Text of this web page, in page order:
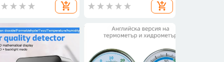
Инкубатор 360
обръщане на
add_shopping_cart
производство Оранжерия
CO2 Монитор Сензори за
add_shopping_cart